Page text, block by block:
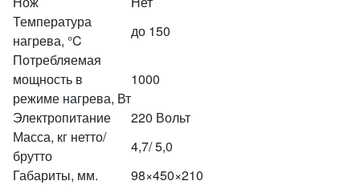
Температура
нагрева, °C
до 150
Потребляемая
мощность в
режиме нагрева, Вт
1000
Электропитание
220 Вольт
Масса, кг нетто/
брутто
4,7/ 5,0
Габариты, мм.
98×450×210